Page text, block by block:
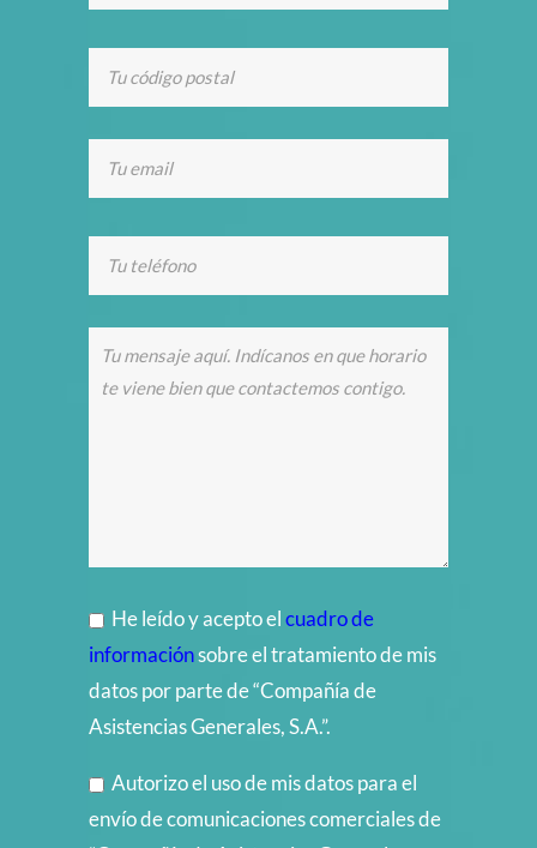
He leído y acepto elcuadro de
informaciónsobre el tratamiento de mis
datos por parte de “Compañía de
Asistencias Generales, S.A.”.
Autorizo el uso de mis datos para el
envío de comunicaciones comerciales de